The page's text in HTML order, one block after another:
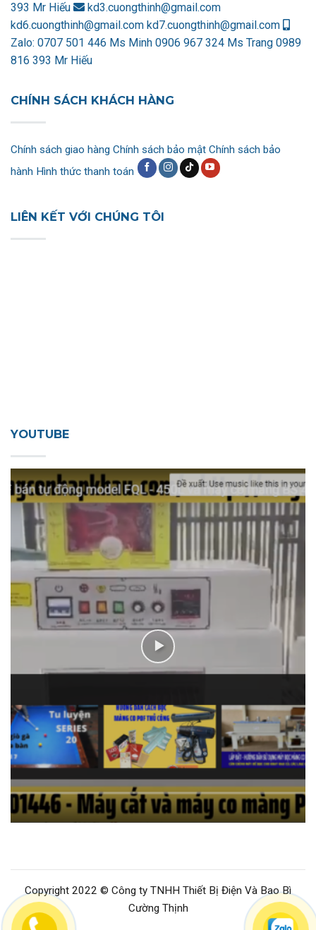
393 Mr Hiếu
kd3.cuongthinh@gmail.com
kd6.cuongthinh@gmail.com kd7.cuongthinh@gmail.com
Zalo: 0707 501 446 Ms Minh 0906 967 324 Ms Trang 0989
816 393 Mr Hiếu
CHÍNH SÁCH KHÁCH HÀNG
Chính sách giao hàng Chính sách bảo mật Chính sách bảo
hành Hình thức thanh toán
LIÊN KẾT VỚI CHÚNG TÔI
YOUTUBE
Copyright 2022 © Công ty TNHH Thiết Bị Điện Và Bao Bì
Cường Thịnh